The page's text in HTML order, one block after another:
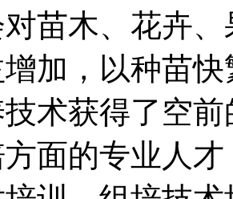
苗木、花卉
加，以种苗
术获得了空
面的专业人